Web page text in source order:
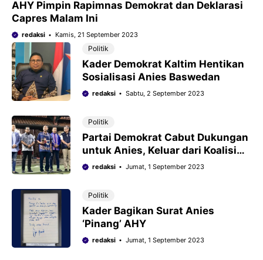
AHY Pimpin Rapimnas Demokrat dan Deklarasi
Capres Malam Ini
redaksi Kamis, 21 September 2023
Politik
Kader Demokrat Kaltim Hentikan
Sosialisasi Anies Baswedan
redaksi Sabtu, 2 September 2023
Politik
Partai Demokrat Cabut Dukungan
untuk Anies, Keluar dari Koalisi
Perubahan
redaksi Jumat, 1 September 2023
Politik
Kader Bagikan Surat Anies
‘Pinang’ AHY
redaksi Jumat, 1 September 2023